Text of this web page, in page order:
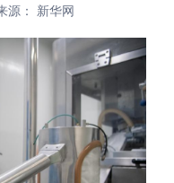
全球连线
量子 体育
健康 军事
图片 政务
金融 汽车
源： 新华网